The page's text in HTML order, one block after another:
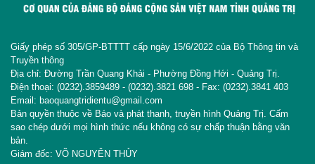
Giấy phép số 305/GP-BTTTT cấp ngày 15/6/2022 của Bộ Thông tin và
Truyền thông
Địa chỉ: Đường Trần Quang Khải - Phường Đồng Hới - Quảng Trị.
Điện thoại: (0232).3859489 - (0232).3821 698 - Fax: (0232).3841 403
Email: baoquangtridientu@gmail.com
Bản quyền thuộc về Báo và phát thanh, truyền hình Quảng Trị. Cấm
sao chép dưới mọi hình thức nếu không có sự chấp thuận bằng văn
bản.
Giám đốc: VÕ NGUYÊN THỦY